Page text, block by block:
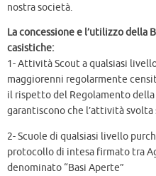
nostra società.
La concessione e l’utilizzo della
casistiche:
1- Attività Scout a qualsiasi
maggiorenni regolarmente
il rispetto del Regolamento della
garantiscono che l’attività
2- Scuole di qualsiasi livello
protocollo di intesa firmato tra
denominato “Basi Aperte”